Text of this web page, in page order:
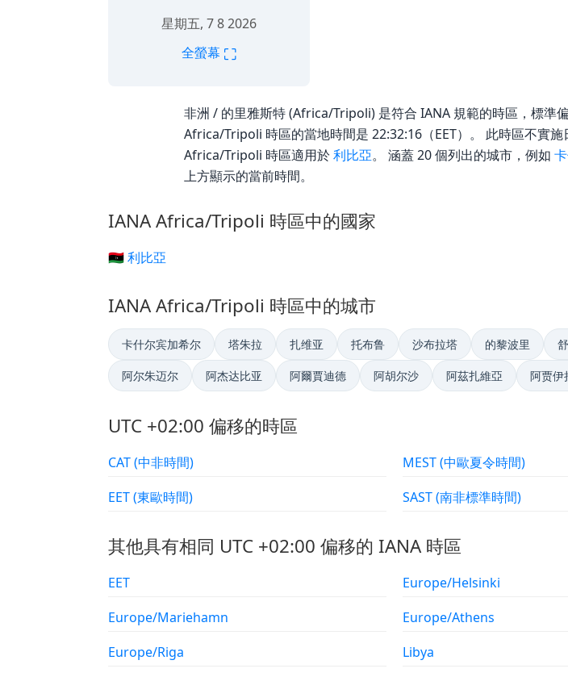
星期五, 7 8 2026
全螢幕 ⛶
非洲 / 的里雅斯特 (Africa/Tripoli) 是符合 IANA 規範的時區，標準
Africa/Tripoli 時區的當地時間是 22:32:16（EET）。 此時區不實施
Africa/Tripoli 時區適用於利比亞。 涵蓋 20 個列出的城市，例如
上方顯示的當前時間。
IANA Africa/Tripoli 時區中的國家
🇱🇾 利比亞
IANA Africa/Tripoli 時區中的城市
卡什尔宾加希尔 塔朱拉 扎维亚 托布鲁 沙布拉塔 的黎波里
阿尔朱迈尔 阿杰达比亚 阿爾賈迪德 阿胡尔沙 阿茲扎維亞 阿贾伊
UTC +02:00 偏移的時區
CAT (中非時間)
EET (東歐時間)
MEST (中歐夏令時間)
SAST (南非標準時間)
其他具有相同 UTC +02:00 偏移的 IANA 時區
EET
Europe/Mariehamn
Europe/Riga
Europe/Helsinki
Europe/Athens
Libya